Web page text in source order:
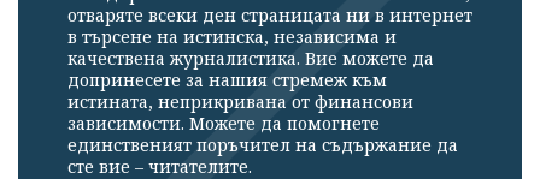
отваряте всеки ден страницата ни в интернет
в търсене на истинска, независима и
качествена журналистика. Вие можете да
допринесете за нашия стремеж към
истината, неприкривана от финансови
зависимости. Можете да помогнете
единственият поръчител на съдържание да
сте вие – читателите.